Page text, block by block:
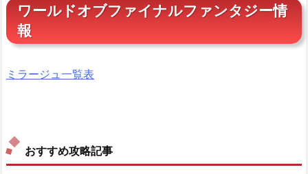
ワールドオブファイナルファンタジー情
報
ミラージュ一覧表
おすすめ攻略記事